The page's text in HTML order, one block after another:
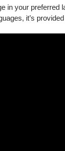
in your preferred
it’s
化成使人發笑的
化
管百般不願意，
職人，在一場設